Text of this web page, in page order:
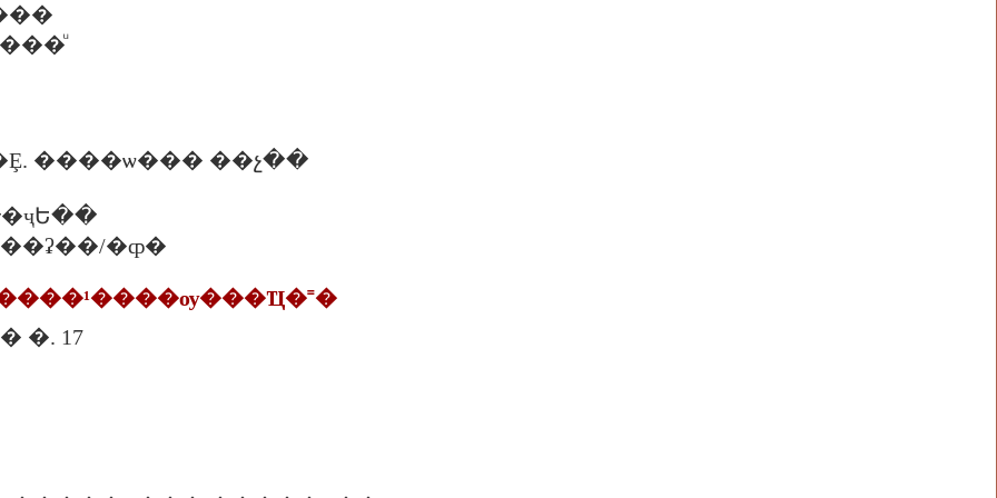
����ѡ��� ��չ��
���ʡ��/�ȹ�
�. 17